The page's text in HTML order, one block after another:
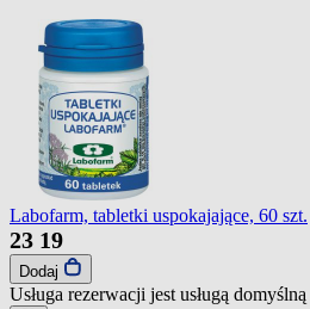
Labofarm, tabletki uspokajające, 60 szt.
23 19
Dodaj
Usługa rezerwacji jest usługą domyślną